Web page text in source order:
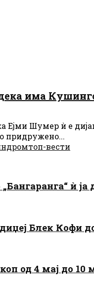
има
Ејми Шумер ѝ е
придружено...
топ-вести
ѝ
Блек Кофи
од 4 мај до